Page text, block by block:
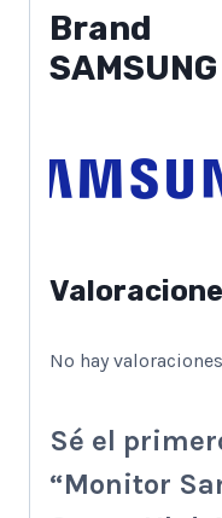
Brand
SAMSUNG
No hay
Sé el
“Monitor